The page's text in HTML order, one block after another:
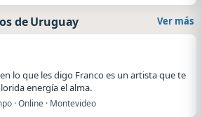
de Uruguay Ver más
lo que les digo Franco es un artista que te
energía el alma.
· Online · Montevideo